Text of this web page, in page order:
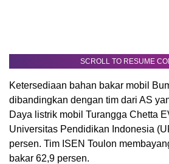
SCROLL TO RESUME
Ketersediaan bahan bakar mobil
dibandingkan dengan tim dari AS
Daya listrik mobil Turangga Chetta
Universitas Pendidikan Indonesia
persen. Tim ISEN Toulon
bakar 62,9 persen.